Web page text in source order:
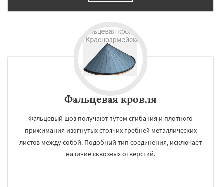
Фальцевая кровля
Фальцевый шов получают путем сгибания и плотного
прижимания изогнутых стоячих гребней металлических
листов между собой. Подобный тип соединения, исключает
наличие сквозных отверстий.